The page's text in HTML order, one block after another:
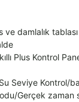
ve damlalık
ıllı Plus Kontrol
Seviye Kontrol/
Gerçek zaman